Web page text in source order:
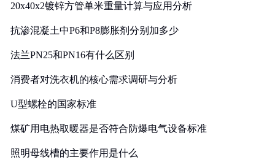
20x40x2镀锌方管单米重量计算与应用分析
抗渗混凝土中P6和P8膨胀剂分别加多少
法兰PN25和PN16有什么区别
消费者对洗衣机的核心需求调研与分析
U型螺栓的国家标准
煤矿用电热取暖器是否符合防爆电气设备标准
照明母线槽的主要作用是什么